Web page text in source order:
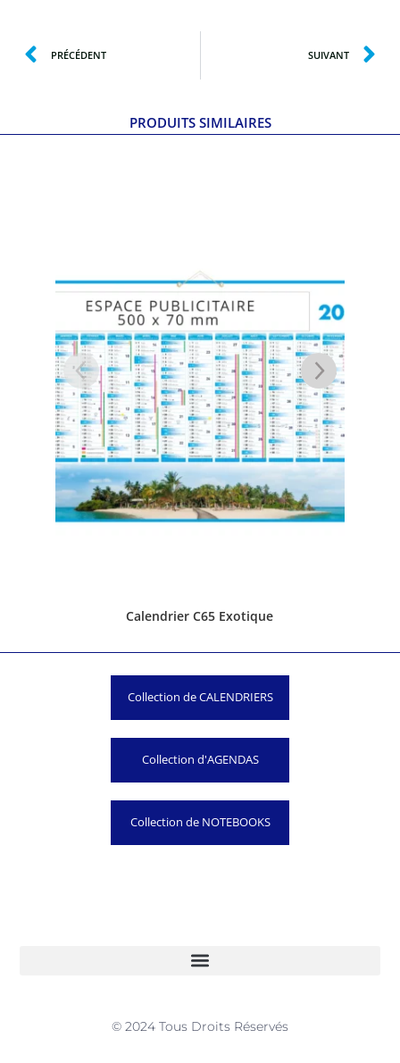
PRÉCÉDENT SUIVANT
PRODUITS SIMILAIRES
Calendrier C65 Paysages du monde
Collection de CALENDRIERS
Collection d'AGENDAS
Collection de NOTEBOOKS
© 2024 Tous Droits Réservés